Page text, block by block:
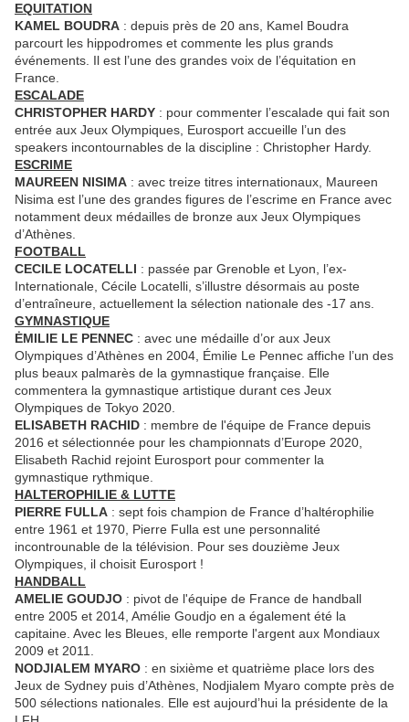
EQUITATION
KAMEL BOUDRA : depuis près de 20 ans, Kamel Boudra
parcourt les hippodromes et commente les plus grands
événements. Il est l’une des grandes voix de l’équitation en
France.
ESCALADE
CHRISTOPHER HARDY : pour commenter l’escalade qui fait son
entrée aux Jeux Olympiques, Eurosport accueille l’un des
speakers incontournables de la discipline : Christopher Hardy.
ESCRIME
MAUREEN NISIMA : avec treize titres internationaux, Maureen
Nisima est l’une des grandes figures de l’escrime en France avec
notamment deux médailles de bronze aux Jeux Olympiques
d’Athènes.
FOOTBALL
CECILE LOCATELLI : passée par Grenoble et Lyon, l’ex-
Internationale, Cécile Locatelli, s’illustre désormais au poste
d’entraîneure, actuellement la sélection nationale des -17 ans.
GYMNASTIQUE
ĖMILIE LE PENNEC : avec une médaille d’or aux Jeux
Olympiques d’Athènes en 2004, Émilie Le Pennec affiche l’un des
plus beaux palmarès de la gymnastique française. Elle
commentera la gymnastique artistique durant ces Jeux
Olympiques de Tokyo 2020.
ELISABETH RACHID : membre de l'équipe de France depuis
2016 et sélectionnée pour les championnats d’Europe 2020,
Elisabeth Rachid rejoint Eurosport pour commenter la
gymnastique rythmique.
HALTEROPHILIE & LUTTE
PIERRE FULLA : sept fois champion de France d’haltérophilie
entre 1961 et 1970, Pierre Fulla est une personnalité
incontrounable de la télévision. Pour ses douzième Jeux
Olympiques, il choisit Eurosport !
HANDBALL
AMELIE GOUDJO : pivot de l'équipe de France de handball
entre 2005 et 2014, Amélie Goudjo en a également été la
capitaine. Avec les Bleues, elle remporte l'argent aux Mondiaux
2009 et 2011.
NODJIALEM MYARO : en sixième et quatrième place lors des
Jeux de Sydney puis d’Athènes, Nodjialem Myaro compte près de
500 sélections nationales. Elle est aujourd’hui la présidente de la